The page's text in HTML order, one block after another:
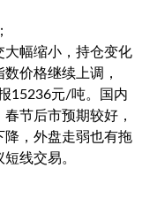
大幅缩小，持仓变化
价格继续上调，
15236元/吨。国内
节后市预期较好，
降，外盘走弱也有拖
线交易。